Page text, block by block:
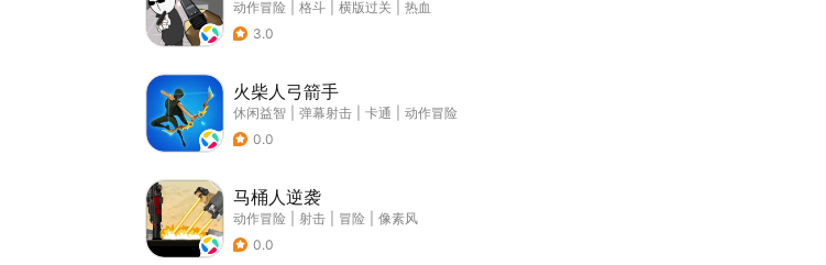
动作冒险 格斗 横版过关
热血
3.0
火柴人弓箭手
休闲益智 弹幕射击 卡通
动作冒险
0.0
马桶人逆袭
动作冒险 射击 冒险
像素风
0.0